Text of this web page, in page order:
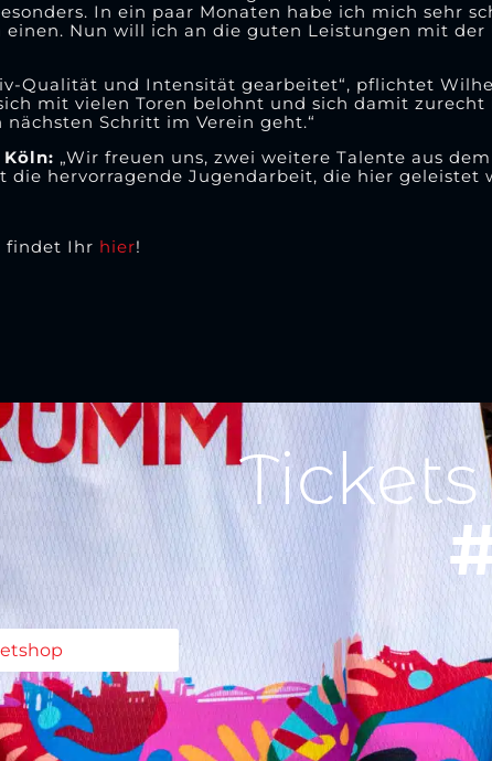
In ein paar Monaten habe ich mich sehr
Nun will ich an die guten Leistungen mit der
Qualität und Intensität gearbeitet“, pflichtet
mit vielen Toren belohnt und sich damit zurecht
Schritt im Verein geht.“
„Wir freuen uns, zwei weitere Talente aus
hervorragende Jugendarbeit, die hier geleistet
findet Ihr hier!